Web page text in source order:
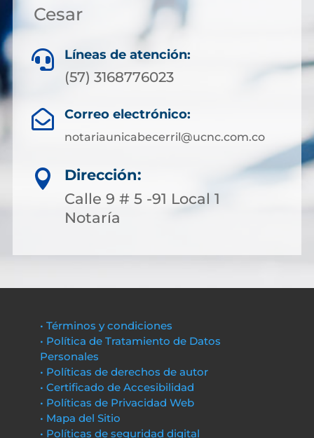
Cesar
 Líneas de atención:
(57) 3168776023
 Correo electrónico:
notariaunicabecerril@ucnc.com.co

Dirección:
Calle 9 # 5 -91 Local 1
Notaría
• Términos y condiciones
• Política de Tratamiento de Datos
Personales
• Políticas de derechos de autor
• Certificado de Accesibilidad
• Políticas de Privacidad Web
• Mapa del Sitio
• Políticas de seguridad digital